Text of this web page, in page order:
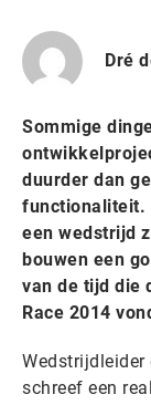
Dré
Sommige
duurder dan
functionaliteit.
een wedstrijd
bouwen een
van de tijd die
Race 2014
Wedstrijdleider
schreef een